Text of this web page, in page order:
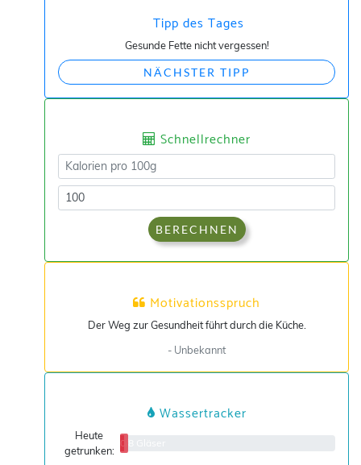
Tipp des Tages
Gesunde Fette nicht vergessen!
NÄCHSTER TIPP
Schnellrechner
BERECHNEN
Motivationsspruch
Der Weg zur Gesundheit führt durch die Küche.
- Unbekannt
Wassertracker
Heute
getrunken:
0/8 Gläser